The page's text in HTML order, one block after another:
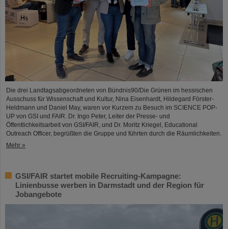
Die drei Landtagsabgeordneten von Bündnis90/Die Grünen im hessischen
Ausschuss für Wissenschaft und Kultur, Nina Eisenhardt, Hildegard Förster-
Heldmann und Daniel May, waren vor Kurzem zu Besuch im SCIENCE POP-
UP von GSI und FAIR. Dr. Ingo Peter, Leiter der Presse- und
Öffentlichkeitsarbeit von GSI/FAIR, und Dr. Moritz Kriegel, Educational
Outreach Officer, begrüßten die Gruppe und führten durch die Räumlichkeiten.
Mehr »
GSI/FAIR startet mobile Recruiting-Kampagne:
Linienbusse werben in Darmstadt und der Region für
Jobangebote